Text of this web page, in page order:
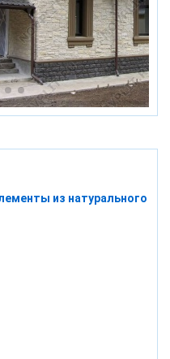
из натурального